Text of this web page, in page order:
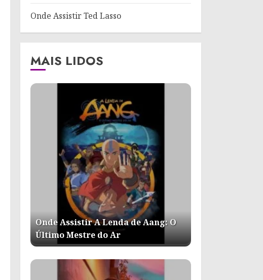
Onde Assistir Ted Lasso
MAIS LIDOS
Onde Assistir A Lenda de Aang: O
Último Mestre do Ar